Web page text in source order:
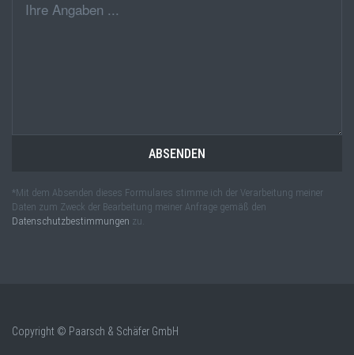
ABSENDEN
*Mit dem Absenden dieses Formulares stimme ich der Verarbeitung meiner
Daten zum Zweck der Bearbeitung meiner Anfrage gemäß den
Datenschutzbestimmungen zu.
Copyright © Paarsch & Schäfer GmbH